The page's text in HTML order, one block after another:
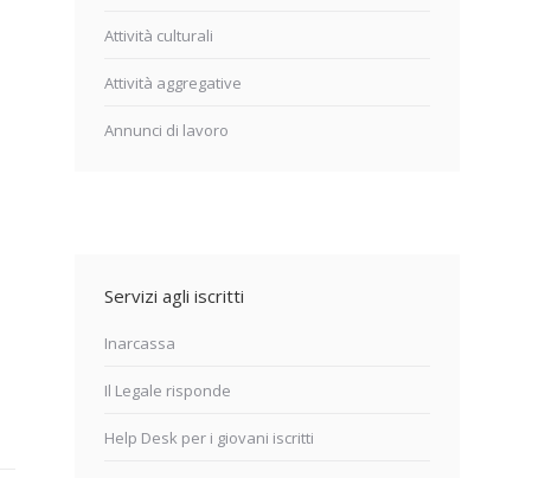
Attività culturali
Attività aggregative
Annunci di lavoro
Servizi agli iscritti
Inarcassa
Il Legale risponde
Help Desk per i giovani iscritti